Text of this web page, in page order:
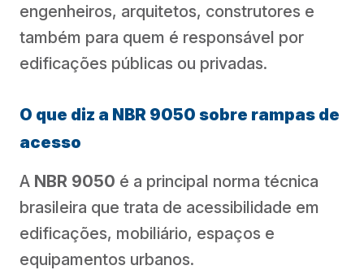
engenheiros, arquitetos, construtores e
também para quem é responsável por
edificações públicas ou privadas.
O que diz a NBR 9050 sobre rampas de
acesso
A NBR 9050 é a principal norma técnica
brasileira que trata de acessibilidade em
edificações, mobiliário, espaços e
equipamentos urbanos.